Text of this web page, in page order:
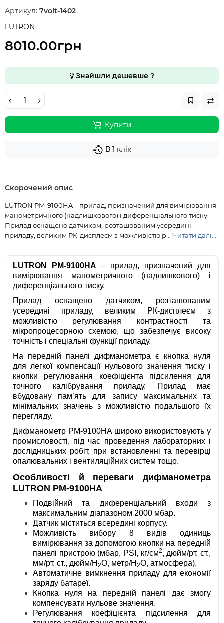
Артикул: 7volt-1402
LUTRON
8010.00грн
Знайшли дешевше ?
Купити
В 1 клік
Скорочений опис
LUTRON PM-9100HA – прилад, призначений для вимірювання
манометричного (надлишкового) і диференціального тиску.
Прилад оснащено датчиком, розташованим усередині
приладу, великим РК-дисплеєм з можливістю р... Читати далі...
LUTRON PM-9100HA – прилад, призначений для
вимірювання манометричного (надлишкового) і
диференціального тиску.
Прилад оснащено датчиком, розташованим
усередині приладу, великим РК-дисплеєм з
можливістю регулювання контрастності та
мікропроцесорною схемою, що забезпечує високу
точність і спеціальні функції приладу.
На передній панелі дифманометра є кнопка нуля
для легкої компенсації нульового значення тиску і
кнопки регулювання коефіцієнта підсилення для
точного калібрування приладу. Прилад має
вбудовану пам’ять для запису максимальних та
мінімальних значень з можливістю подальшого їх
перегляду.
Дифманометр PM-9100HA широко використовують у
промисловості, під час проведення лабораторних і
дослідницьких робіт, при встановленні та перевірці
опалювальних і вентиляційних систем тощо.
Особливості й переваги дифманометра
LUTRON PM-9100HA
Подвійний та диференціальний входи з
максимальним діапазоном 2000 мбар.
Датчик міститься всередині корпусу.
Можливість вибору 8 видів одиниць
вимірювання за допомогою кнопки на передній
панелі пристрою (мбар, PSI, кг/см2, дюйм/рт. ст.,
мм/рт. ст., дюйм/H 2О, метр/H 2O, атмосфера).
Автоматичне вимкнення приладу для економії
заряду батареї.
Кнопка нуля на передній панелі дає змогу
компенсувати нульове значення.
Регулювання коефіцієнта підсилення для